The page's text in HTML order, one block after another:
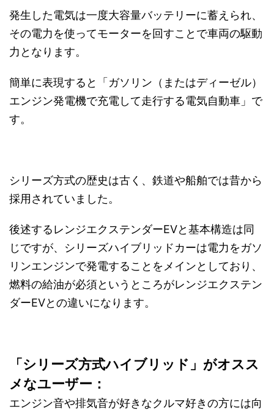
発生した電気は一度大容量バッテリーに蓄えられ、
その電力を使ってモーターを回すことで車両の駆動
力となります。
簡単に表現すると「ガソリン（またはディーゼル）
エンジン発電機で充電して走行する電気自動車」で
す。
シリーズ方式の歴史は古く、鉄道や船舶では昔から
採用されていました。
後述するレンジエクステンダーEVと基本構造は同
じですが、シリーズハイブリッドカーは電力をガソ
リンエンジンで発電することをメインとしており、
燃料の給油が必須というところがレンジエクステン
ダーEVとの違いになります。
「シリーズ方式ハイブリッド」がオスス
メなユーザー：
エンジン音や排気音が好きなクルマ好きの方には向